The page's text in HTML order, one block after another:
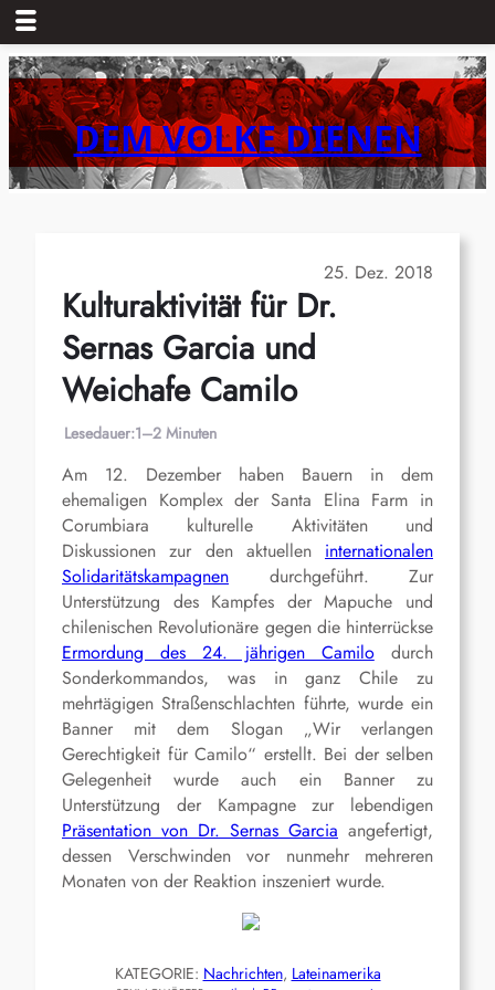
Zum
Inhalt
springenDEM VOLKE DIENEN
25. Dez. 2018
Kulturaktivität für Dr.
Sernas Garcia und
Weichafe Camilo
Lesedauer:1–2 Minuten
Am 12. Dezember haben Bauern in dem
ehemaligen Komplex der Santa Elina Farm in
Corumbiara kulturelle Aktivitäten und
Diskussionen zur den aktuellen internationalen
Solidaritätskampagnen durchgeführt. Zur
Unterstützung des Kampfes der Mapuche und
chilenischen Revolutionäre gegen die hinterrückse
Ermordung des 24. jährigen Camilodurch
Sonderkommandos, was in ganz Chile zu
mehrtägigen Straßenschlachten führte, wurde ein
Banner mit dem Slogan „Wir verlangen
Gerechtigkeit für Camilo“ erstellt. Bei der selben
Gelegenheit wurde auch ein Banner zu
Unterstützung der Kampagne zur lebendigen
Präsentation von Dr. Sernas Garcia angefertigt,
dessen Verschwinden vor nunmehr mehreren
Monaten von der Reaktion inszeniert wurde.
KATEGORIE: Nachrichten, Lateinamerika